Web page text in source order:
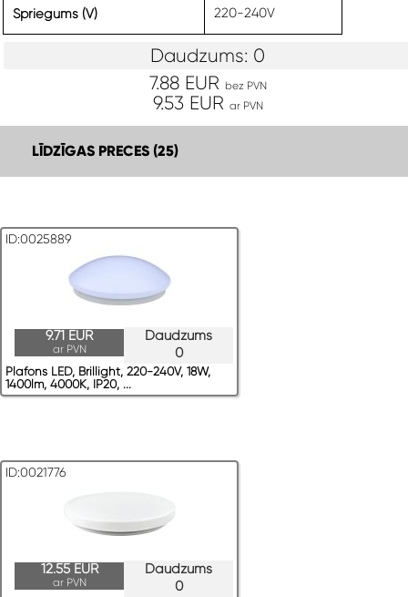
Spriegums (V) 220-240V
Daudzums: 0
7.88 EUR bez PVN
9.53 EUR ar PVN
LĪDZĪGAS PRECES (25)
ID:0025889
Daudzums
0
9.71 EUR
ar PVN
Plafons LED, Brillight, 220-240V, 18W,
1400lm, 4000K, IP20, ...
ID:0021776
Daudzums
0
12.55 EUR
ar PVN